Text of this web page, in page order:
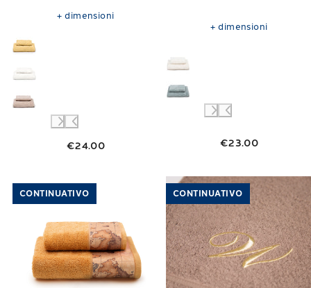
€24.00
+dimensioni
€23.00
+dimensioni
Link to " Asciugamano con Ospite geo
CONTINUATIVO
Link to "
CONTINUATIVO